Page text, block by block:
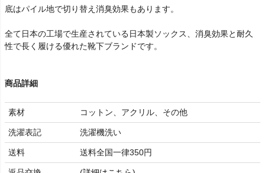
底はパイル地で切り替え消臭効果もあります。
全て日本の工場で生産されている日本製ソックス、消臭効果と耐久
性で長く履ける優れた靴下ブランドです。
商品詳細
素材 コットン、アクリル、その他
洗濯表記 洗濯機洗い
送料 送料全国一律350円